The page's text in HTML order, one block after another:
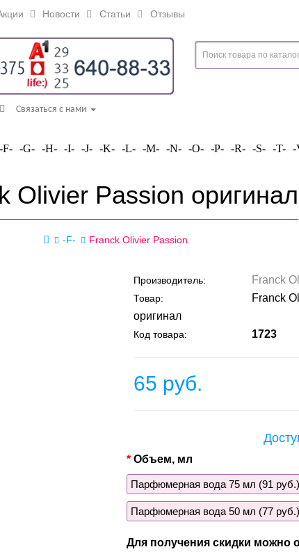
Новости Статьи Отзывы
Связаться с нами
-F- -G- -H- -I- -J- -K- -L- -M- -N- -O- -P- -R- -S- -T- -
Olivier Passion оригинал
-F- Franck Olivier Passion
Производитель: Franck
Товар:
Franck
оригинал
Код товара: 1723
65 руб.
Объем, мл
Парфюмерная вода 75 мл (91 руб.)
Парфюмерная вода 50 мл (77 руб.)
Для получения скидки можно